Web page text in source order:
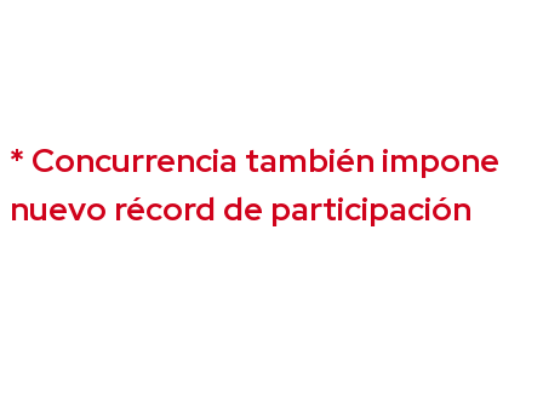
* Concurrencia también impone
nuevo récord de participación